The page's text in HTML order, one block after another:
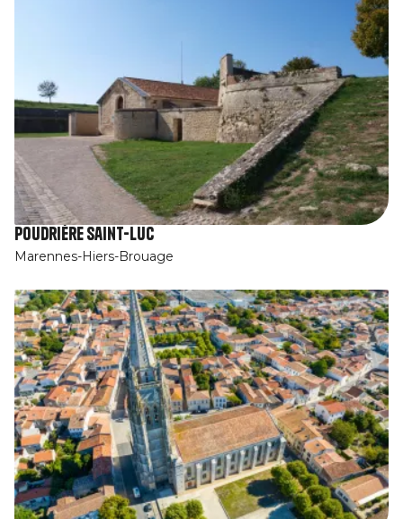
Poudrière Saint-Luc
Marennes-Hiers-Brouage